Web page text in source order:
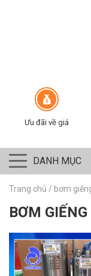
Ưu đãi về giá
DANH MỤC
Trang chủ / bơm
BƠM